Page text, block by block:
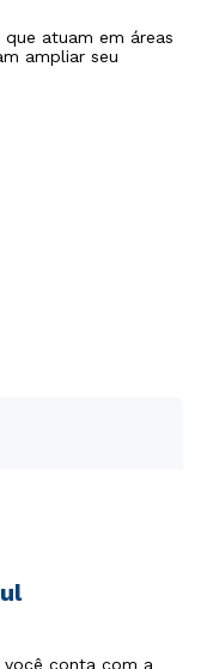
atuam em áreas
ampliar seu
você conta com a